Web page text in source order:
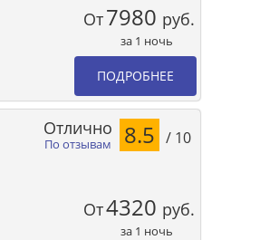
От7980 руб.
за 1 ночь
ПОДРОБНЕЕ
По отзывам
Отлично 8.5 / 10
От4320 руб.
за 1 ночь